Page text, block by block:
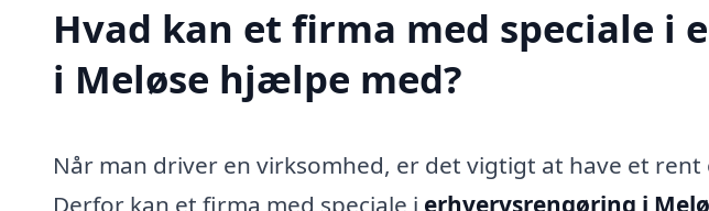
Hvad kan et firma med speciale i
i Meløse hjælpe med?
Når man driver en virksomhed, er det vigtigt at have et
Derfor kan et firma med speciale i erhvervsrengøring i